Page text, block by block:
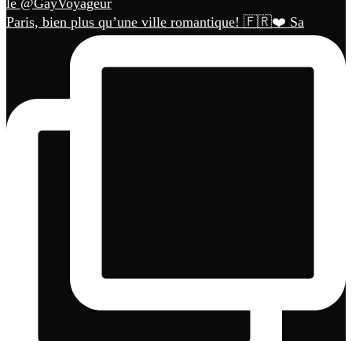
Paris, bien plus qu’une ville romantique! 🇫🇷❤️ Sa